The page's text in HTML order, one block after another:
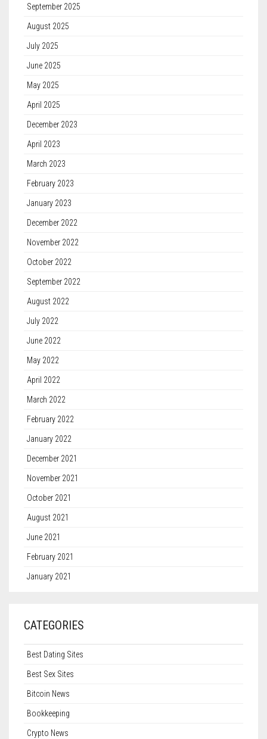
September 2025
August 2025
July 2025
June 2025
May 2025
April 2025
December 2023
April 2023
March 2023
February 2023
January 2023
December 2022
November 2022
October 2022
September 2022
August 2022
July 2022
June 2022
May 2022
April 2022
March 2022
February 2022
January 2022
December 2021
November 2021
October 2021
August 2021
June 2021
February 2021
January 2021
CATEGORIES
Best Dating Sites
Best Sex Sites
Bitcoin News
Bookkeeping
Crypto News